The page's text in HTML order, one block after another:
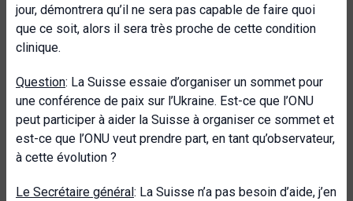
jour, démontrera qu’il ne sera pas capable de faire quoi
que ce soit, alors il sera très proche de cette condition
clinique.
Question: La Suisse essaie d’organiser un sommet pour
une conférence de paix sur l’Ukraine. Est-ce que l’ONU
peut participer à aider la Suisse à organiser ce sommet et
est-ce que l’ONU veut prendre part, en tant qu’observateur,
à cette évolution ?
Le Secrétaire général: La Suisse n’a pas besoin d’aide, j’en